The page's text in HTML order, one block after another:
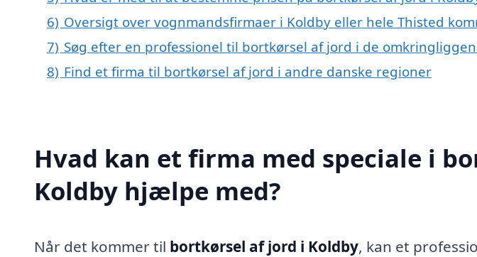
6) Oversigt over vognmandsfirmaer i Koldby eller hele Thisted
7) Søg efter en professionel til bortkørsel af jord i de
8) Find et firma til bortkørsel af jord i andre danske regioner
Hvad kan et firma med speciale i
Koldby hjælpe med?
Når det kommer til bortkørsel af jord i Koldby, kan et